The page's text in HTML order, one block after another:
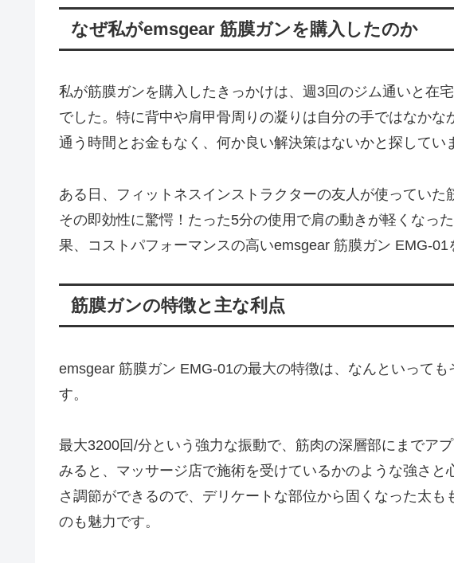
なぜ私がemsgear 筋膜ガンを購入したのか
私が筋膜ガンを購入したきっかけは、週3回のジム通いと在
でした。特に背中や肩甲骨周りの凝りは自分の手ではなか
通う時間とお金もなく、何か良い解決策はないかと探してい
ある日、フィットネスインストラクターの友人が使っていた
その即効性に驚愕！たった5分の使用で肩の動きが軽くなっ
果、コストパフォーマンスの高いemsgear 筋膜ガン EMG-01
筋膜ガンの特徴と主な利点
emsgear 筋膜ガン EMG-01の最大の特徴は、なんといって
す。
最大3200回/分という強力な振動で、筋肉の深層部にまでア
みると、マッサージ店で施術を受けているかのような強さと
さ調節ができるので、デリケートな部位から固くなった太
のも魅力です。